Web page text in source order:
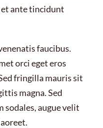
et ante tincidunt
faucibus.
orci eget eros
fringilla mauris sit
magna. Sed
sodales, augue velit